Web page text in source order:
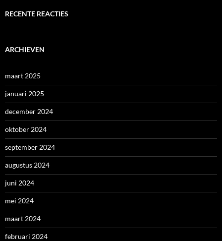
RECENTE REACTIES
ARCHIEVEN
maart 2025
januari 2025
december 2024
oktober 2024
september 2024
augustus 2024
juni 2024
mei 2024
maart 2024
februari 2024